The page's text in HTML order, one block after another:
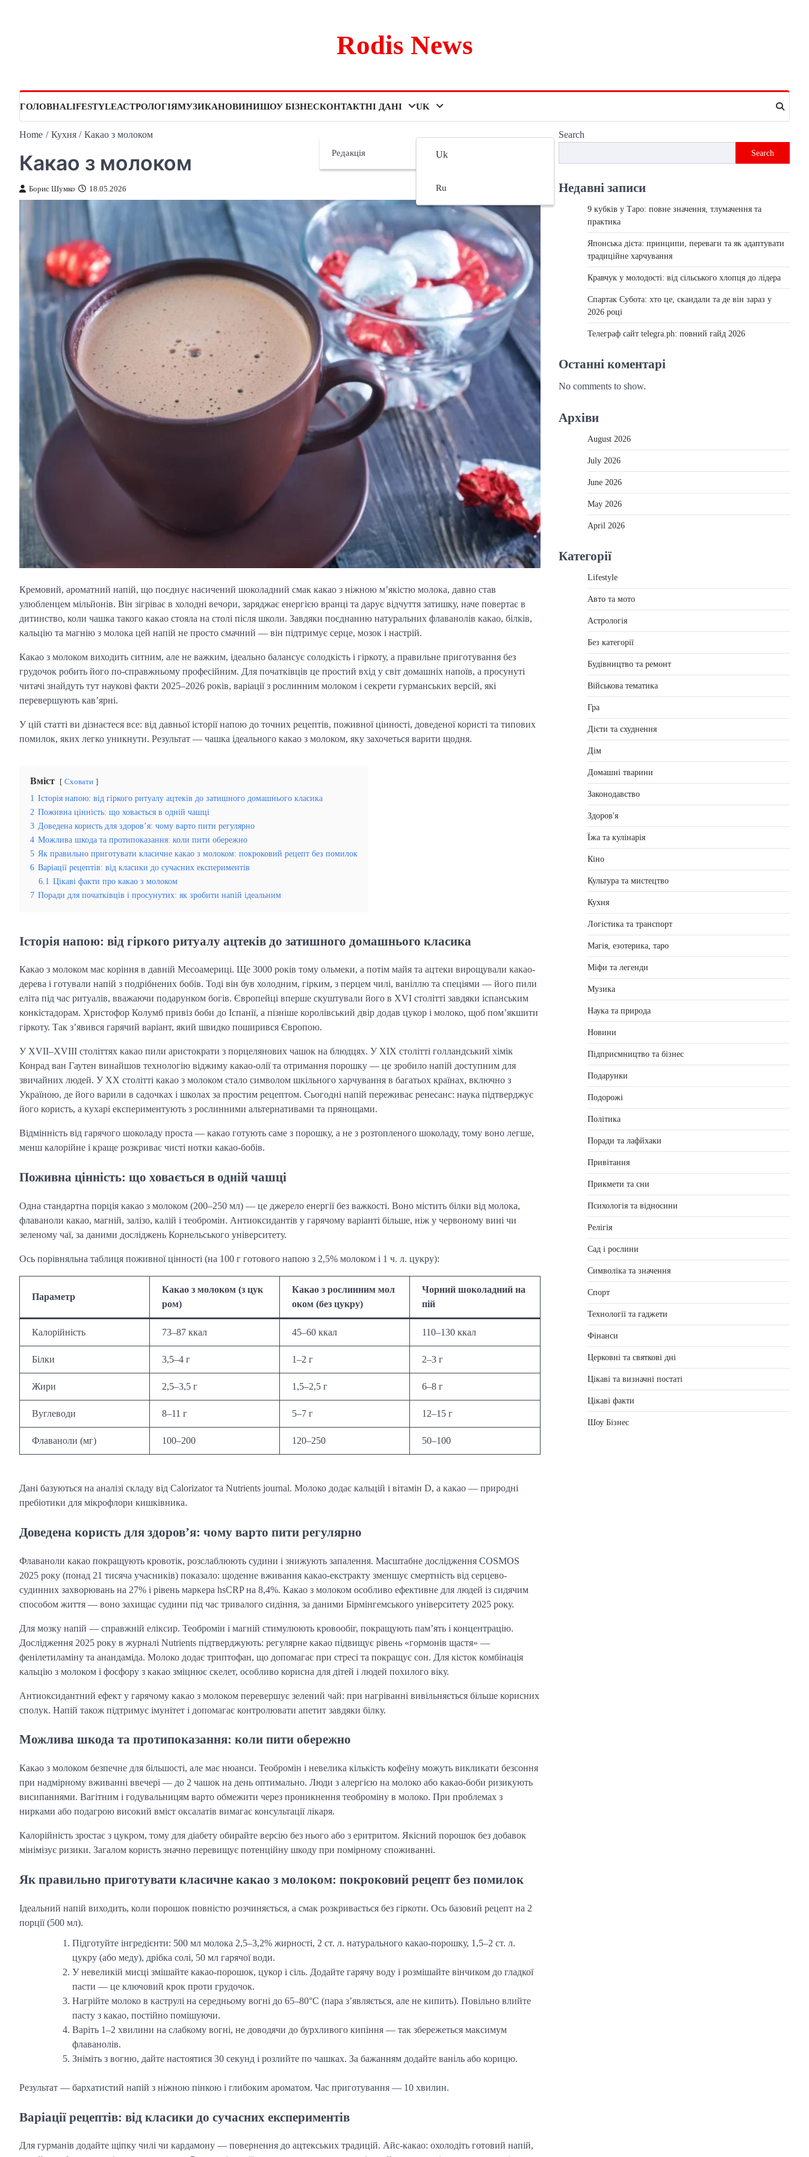
Rodis News
ГОЛОВНАLIFESTYLEАСТРОЛОГІЯМУЗИКАНОВИНИШОУ БІЗНЕСКОНТАКТНІ ДАНІ
Редакція
UK
Uk
Ru
Home Кухня Какао з молоком
Какао з молоком
Борис Шумко 18.05.2026
Кремовий, ароматний напій, що поєднує насичений шоколадний смак какао з ніжною м’якістю молока, давно став
улюбленцем мільйонів. Він зігріває в холодні вечори, заряджає енергією вранці та дарує відчуття затишку, наче повертає в
дитинство, коли чашка такого какао стояла на столі після школи. Завдяки поєднанню натуральних флаванолів какао, білків,
кальцію та магнію з молока цей напій не просто смачний — він підтримує серце, мозок і настрій.
Какао з молоком виходить ситним, але не важким, ідеально балансує солодкість і гіркоту, а правильне приготування без
грудочок робить його по-справжньому професійним. Для початківців це простий вхід у світ домашніх напоїв, а просунуті
читачі знайдуть тут наукові факти 2025–2026 років, варіації з рослинним молоком і секрети гурманських версій, які
перевершують кав’ярні.
У цій статті ви дізнаєтеся все: від давньої історії напою до точних рецептів, поживної цінності, доведеної користі та типових
помилок, яких легко уникнути. Результат — чашка ідеального какао з молоком, яку захочеться варити щодня.
Вміст Сховати
1 Історія напою: від гіркого ритуалу ацтеків до затишного домашнього класика
2 Поживна цінність: що ховається в одній чашці
3 Доведена користь для здоров’я: чому варто пити регулярно
4 Можлива шкода та протипоказання: коли пити обережно
5 Як правильно приготувати класичне какао з молоком: покроковий рецепт без помилок
6 Варіації рецептів: від класики до сучасних експериментів
6.1 Цікаві факти про какао з молоком
7 Поради для початківців і просунутих: як зробити напій ідеальним
Історія напою: від гіркого ритуалу ацтеків до затишного домашнього класика
Какао з молоком має коріння в давній Месоамериці. Ще 3000 років тому ольмеки, а потім майя та ацтеки вирощували какао-
дерева і готували напій з подрібнених бобів. Тоді він був холодним, гірким, з перцем чилі, ваніллю та спеціями — його пили
еліта під час ритуалів, вважаючи подарунком богів. Європейці вперше скуштували його в XVI столітті завдяки іспанським
конкістадорам. Христофор Колумб привіз боби до Іспанії, а пізніше королівський двір додав цукор і молоко, щоб пом’якшити
гіркоту. Так з’явився гарячий варіант, який швидко поширився Європою.
У XVII–XVIII століттях какао пили аристократи з порцелянових чашок на блюдцях. У XIX столітті голландський хімік
Конрад ван Гаутен винайшов технологію віджиму какао-олії та отримання порошку — це зробило напій доступним для
звичайних людей. У XX столітті какао з молоком стало символом шкільного харчування в багатьох країнах, включно з
Україною, де його варили в садочках і школах за простим рецептом. Сьогодні напій переживає ренесанс: наука підтверджує
його користь, а кухарі експериментують з рослинними альтернативами та прянощами.
Відмінність від гарячого шоколаду проста — какао готують саме з порошку, а не з розтопленого шоколаду, тому воно легше,
менш калорійне і краще розкриває чисті нотки какао-бобів.
Поживна цінність: що ховається в одній чашці
Одна стандартна порція какао з молоком (200–250 мл) — це джерело енергії без важкості. Воно містить білки від молока,
флаваноли какао, магній, залізо, калій і теобромін. Антиоксидантів у гарячому варіанті більше, ніж у червоному вині чи
зеленому чаї, за даними досліджень Корнельського університету.
Ось порівняльна таблиця поживної цінності (на 100 г готового напою з 2,5% молоком і 1 ч. л. цукру):
Параметр
Какао з молоком (з цук
ром)
Какао з рослинним мол
оком (без цукру)
Чорний шоколадний на
пій
Калорійність 73–87 ккал 45–60 ккал 110–130 ккал
Білки 3,5–4 г 1–2 г 2–3 г
Жири 2,5–3,5 г 1,5–2,5 г 6–8 г
Вуглеводи 8–11 г 5–7 г 12–15 г
Флаваноли (мг) 100–200 120–250 50–100
Дані базуються на аналізі складу від Calorizator та Nutrients journal. Молоко додає кальцій і вітамін D, а какао — природні
пребіотики для мікрофлори кишківника.
Доведена користь для здоров’я: чому варто пити регулярно
Флаваноли какао покращують кровотік, розслаблюють судини і знижують запалення. Масштабне дослідження COSMOS
2025 року (понад 21 тисяча учасників) показало: щоденне вживання какао-екстракту зменшує смертність від серцево-
судинних захворювань на 27% і рівень маркера hsCRP на 8,4%. Какао з молоком особливо ефективне для людей із сидячим
способом життя — воно захищає судини під час тривалого сидіння, за даними Бірмінгемського університету 2025 року.
Для мозку напій — справжній еліксир. Теобромін і магній стимулюють кровообіг, покращують пам’ять і концентрацію.
Дослідження 2025 року в журналі Nutrients підтверджують: регулярне какао підвищує рівень «гормонів щастя» —
фенілетиламіну та анандаміда. Молоко додає триптофан, що допомагає при стресі та покращує сон. Для кісток комбінація
кальцію з молоком і фосфору з какао зміцнює скелет, особливо корисна для дітей і людей похилого віку.
Антиоксидантний ефект у гарячому какао з молоком перевершує зелений чай: при нагріванні вивільняється більше корисних
сполук. Напій також підтримує імунітет і допомагає контролювати апетит завдяки білку.
Можлива шкода та протипоказання: коли пити обережно
Какао з молоком безпечне для більшості, але має нюанси. Теобромін і невелика кількість кофеїну можуть викликати безсоння
при надмірному вживанні ввечері — до 2 чашок на день оптимально. Люди з алергією на молоко або какао-боби ризикують
висипаннями. Вагітним і годувальницям варто обмежити через проникнення теоброміну в молоко. При проблемах з
нирками або подагрою високий вміст оксалатів вимагає консультації лікаря.
Калорійність зростає з цукром, тому для діабету обирайте версію без нього або з еритритом. Якісний порошок без добавок
мінімізує ризики. Загалом користь значно перевищує потенційну шкоду при помірному споживанні.
Як правильно приготувати класичне какао з молоком: покроковий рецепт без помилок
Ідеальний напій виходить, коли порошок повністю розчиняється, а смак розкривається без гіркоти. Ось базовий рецепт на 2
порції (500 мл).
Підготуйте інгредієнти: 500 мл молока 2,5–3,2% жирності, 2 ст. л. натурального какао-порошку, 1,5–2 ст. л.
цукру (або меду), дрібка солі, 50 мл гарячої води.
У невеликій мисці змішайте какао-порошок, цукор і сіль. Додайте гарячу воду і розмішайте вінчиком до гладкої
пасти — це ключовий крок проти грудочок.
Нагрійте молоко в каструлі на середньому вогні до 65–80°C (пара з’являється, але не кипить). Повільно влийте
пасту з какао, постійно помішуючи.
Варіть 1–2 хвилини на слабкому вогні, не доводячи до бурхливого кипіння — так збережеться максимум
флаванолів.
Зніміть з вогню, дайте настоятися 30 секунд і розлийте по чашках. За бажанням додайте ваніль або корицю.
Результат — бархатистий напій з ніжною пінкою і глибоким ароматом. Час приготування — 10 хвилин.
Варіації рецептів: від класики до сучасних експериментів
Для гурманів додайте щіпку чилі чи кардамону — повернення до ацтекських традицій. Айс-какао: охолодіть готовий напій,
Search
Search
Недавні записи
9 кубків у Таро: повне значення, тлумачення та
практика
Японська дієта: принципи, переваги та як адаптувати
традиційне харчування
Кравчук у молодості: від сільського хлопця до лідера
Спартак Субота: хто це, скандали та де він зараз у
2026 році
Телеграф сайт telegra.ph: повний гайд 2026
Останні коментарі
No comments to show.
Архіви
August 2026
July 2026
June 2026
May 2026
April 2026
Категорії
Lifestyle
Авто та мото
Астрологія
Без категорії
Будівництво та ремонт
Військова тематика
Гра
Дієти та схуднення
Дім
Домашні тварини
Законодавство
Здоров'я
Їжа та кулінарія
Кіно
Культура та мистецтво
Кухня
Логістика та транспорт
Магія, езотерика, таро
Міфи та легенди
Музика
Наука та природа
Новини
Підприємництво та бізнес
Подарунки
Подорожі
Політика
Поради та лафйхаки
Привітання
Прикмети та сни
Психологія та відносини
Релігія
Сад і рослини
Символіка та значення
Спорт
Технології та гаджети
Фінанси
Церковні та святкові дні
Цікаві та визначні постаті
Цікаві факти
Шоу Бізнес